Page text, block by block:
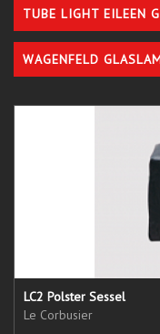
TUBE LIGHT EILEEN
WAGENFELD
LC2 Polster Sessel
Le Corbusier